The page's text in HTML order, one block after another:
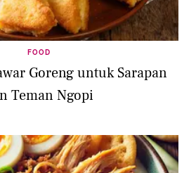
FOOD
Goreng untuk Sarapan
Teman Ngopi